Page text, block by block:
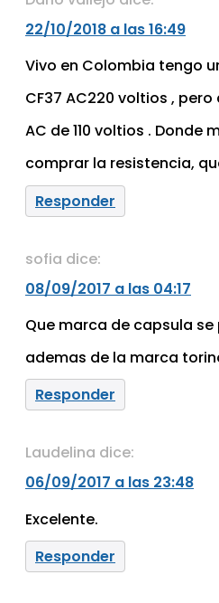
22/10/2018 a las 16:49
Vivo en Colombia tengo
CF37 AC220 voltios ,
AC de 110 voltios . Donde
comprar la resistencia,
Responder
sofia dice:
08/09/2017 a las 04:17
Que marca de capsula
ademas de la marca
Responder
Laudelina dice:
06/09/2017 a las 23:48
Excelente.
Responder